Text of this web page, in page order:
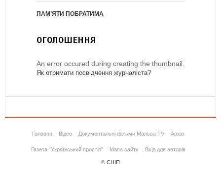
ПАМ’ЯТИ ПОБРАТИМА
ОГОЛОШЕННЯ
An error occured during creating the thumbnail.
Як отримати посвідчення журналіста?
Головна Відео Документальні фільми Мальва TV Архів
Газета “Український простір” Мапа сайту Вхід для авторів
© СНІП